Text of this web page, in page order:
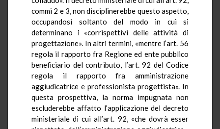
commi 2 e 3, non disciplinerebbe questo aspetto,
occupandosi soltanto del modo in cui si
determinano i «corrispettivi delle attività di
progettazione». In altri termini, «mentre l’art. 56
regola il rapporto fra Regione ed ente pubblico
beneficiario del contributo, l’art. 92 del Codice
regola il rapporto fra amministrazione
aggiudicatrice e professionista progettista». In
questa prospettiva, la norma impugnata non
escluderebbe affatto l’applicazione del decreto
ministeriale di cui all’art. 92, «che dovrà esser